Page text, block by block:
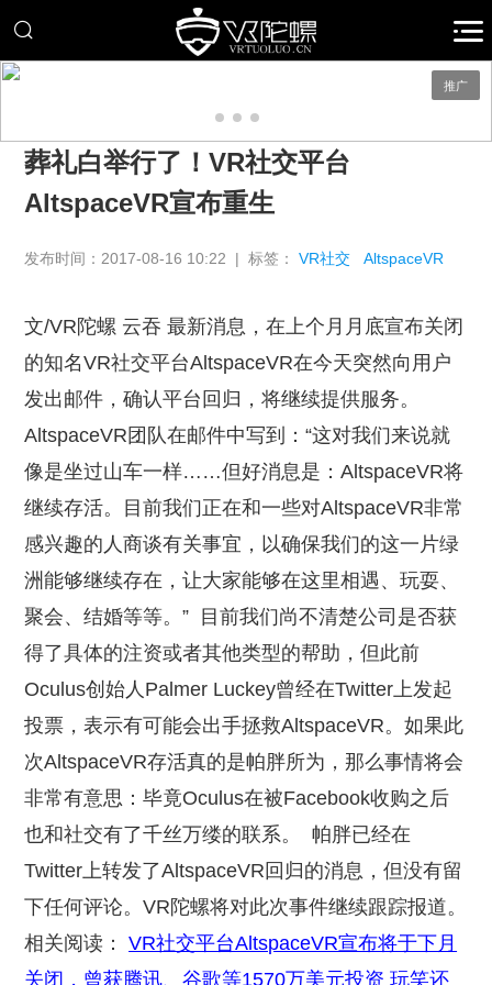
推广
葬礼白举行了！VR社交平台
AltspaceVR宣布重生
发布时间：2017-08-16 10:22 | 标签：VR社交 AltspaceVR
文/VR陀螺 云吞 最新消息，在上个月月底宣布关闭
的知名VR社交平台AltspaceVR在今天突然向用户
发出邮件，确认平台回归，将继续提供服务。
AltspaceVR团队在邮件中写到：“这对我们来说就
像是坐过山车一样……但好消息是：AltspaceVR将
继续存活。目前我们正在和一些对AltspaceVR非常
感兴趣的人商谈有关事宜，以确保我们的这一片绿
洲能够继续存在，让大家能够在这里相遇、玩耍、
聚会、结婚等等。”
目前我们尚不清楚公司是否获
得了具体的注资或者其他类型的帮助，但此前
Oculus创始人Palmer Luckey曾经在Twitter上发起
投票，表示有可能会出手拯救AltspaceVR。如果此
次AltspaceVR存活真的是帕胖所为，那么事情将会
非常有意思：毕竟Oculus在被Facebook收购之后
也和社交有了千丝万缕的联系。
帕胖已经在
Twitter上转发了AltspaceVR回归的消息，但没有留
下任何评论。VR陀螺将对此次事件继续跟踪报道。
相关阅读：VR社交平台AltspaceVR宣布将于下月
关闭，曾获腾讯、谷歌等1570万美元投资 玩笑还